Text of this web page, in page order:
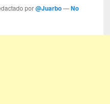
por@Juarbo —No